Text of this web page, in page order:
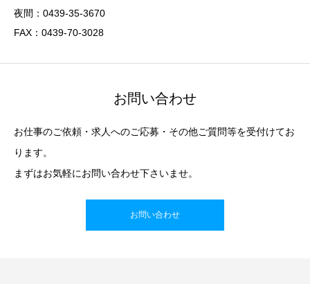
夜間：0439-35-3670
FAX：0439-70-3028
お問い合わせ
お仕事のご依頼・求人へのご応募・その他ご質問等を受付けてお
ります。
まずはお気軽にお問い合わせ下さいませ。
お問い合わせ